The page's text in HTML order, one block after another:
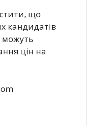
що
кандидатів
можуть
цін на